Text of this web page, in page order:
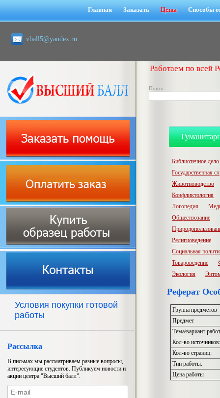
Главная Заказать Цены Способы
vball5@yandex.ru
Работаем по всей
Поиск:
Условия покупки готовой
работы
Рассылка
В письмах мы рассматриваем разные вопросы,
интересующие студентов. Публикуем новости и
акции центра "Высший балл".
Библиотечное дело
Государственная
Животноводство
Конфликтология
Логопедия
Обществозание
Религиоведение
Социальная
Товароведение
Экология
Реферат
Группа предметов
Предмет
Тема/вариант
Кол-во источников:
Кол-во страниц:
Тип работы:
Цена работы